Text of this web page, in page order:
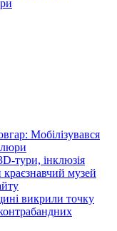
Мобілізувався
тури, інклюзія
музей
викрили точку